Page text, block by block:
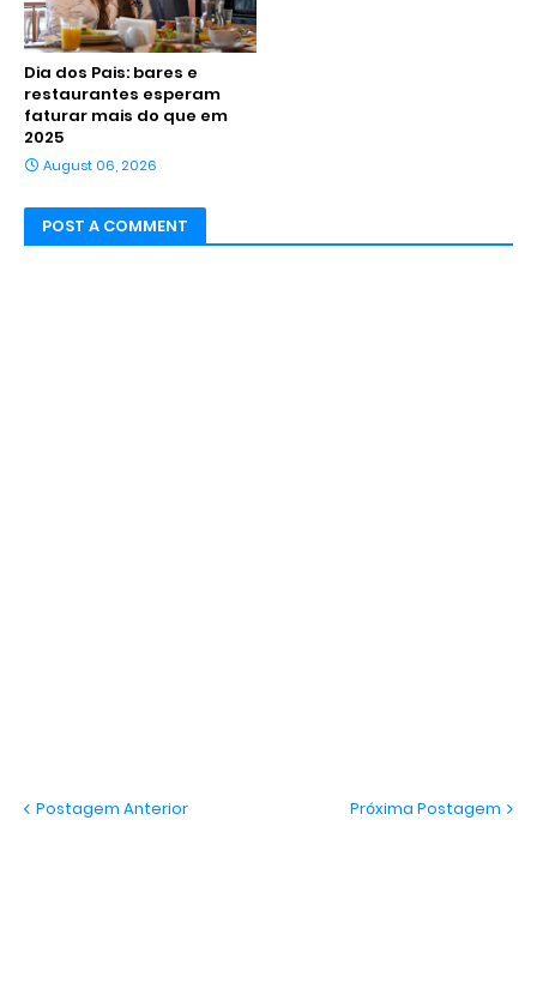
Dia dos Pais: bares e
restaurantes esperam
faturar mais do que em
2025
August 06, 2026
POST A COMMENT
Postagem Anterior Próxima Postagem